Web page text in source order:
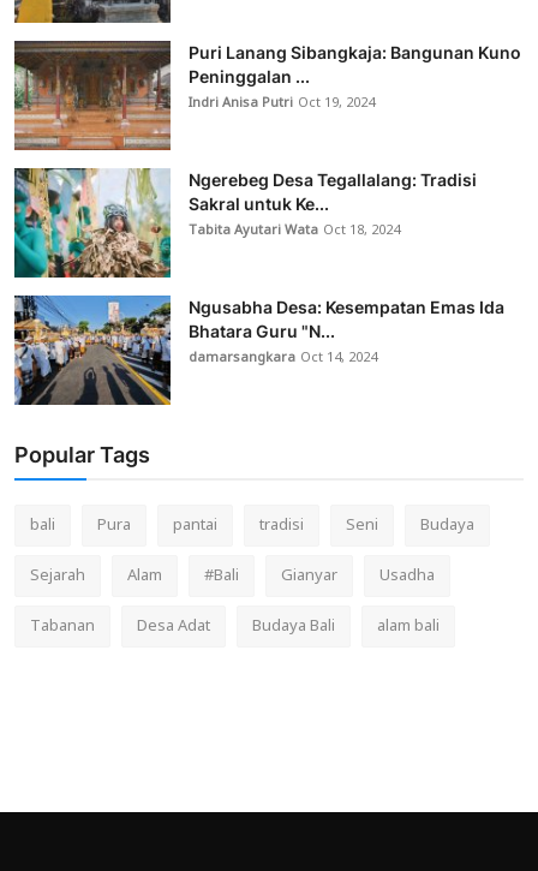
Puri Lanang Sibangkaja: Bangunan Kuno
Peninggalan ...
Indri Anisa Putri Oct 19, 2024
Ngerebeg Desa Tegallalang: Tradisi
Sakral untuk Ke...
Tabita Ayutari Wata Oct 18, 2024
Ngusabha Desa: Kesempatan Emas Ida
Bhatara Guru "N...
damarsangkara Oct 14, 2024
Popular Tags
bali Pura pantai tradisi Seni
Budaya
Sejarah
Alam #Bali Gianyar
Usadha
Tabanan
Desa Adat Budaya Bali alam bali